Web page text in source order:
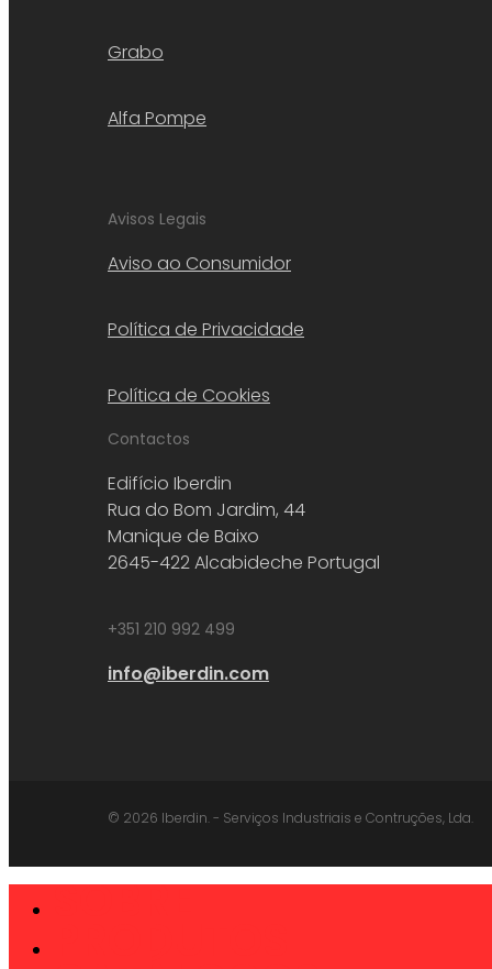
Grabo
Alfa Pompe
Avisos Legais
Aviso ao Consumidor
Política de Privacidade
Política de Cookies
Contactos
Edifício Iberdin
Rua do Bom Jardim, 44
Manique de Baixo
2645-422 Alcabideche Portugal
+351 210 992 499
info@iberdin.com
© 2026 Iberdin. - Serviços Industriais e Contruções, Lda.
Menu SOBRE